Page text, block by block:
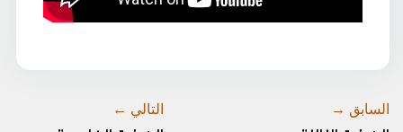
السابق → التالي ←